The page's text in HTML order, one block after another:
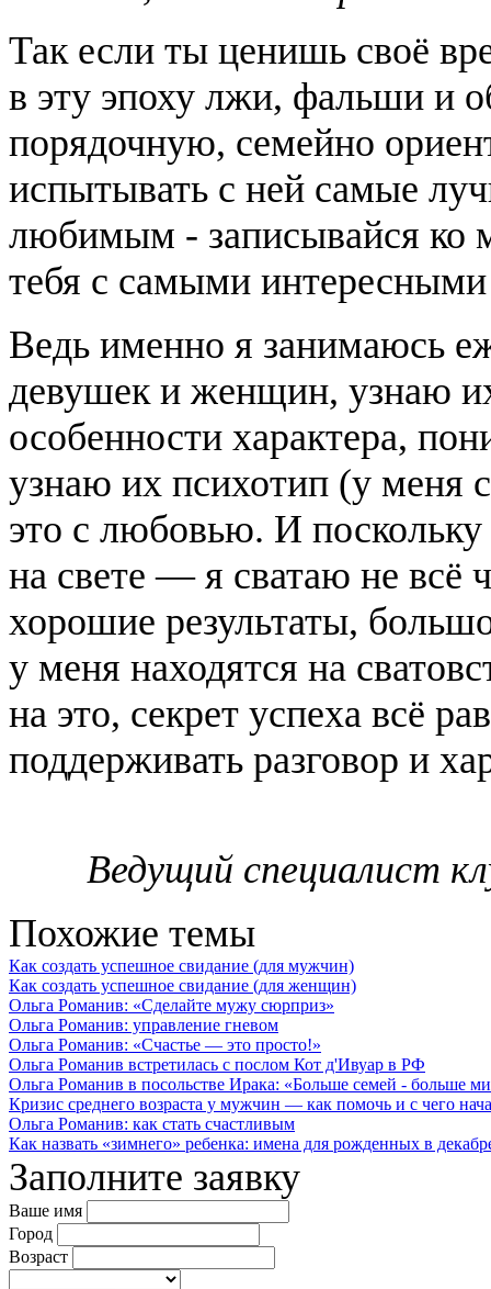
Так если ты ценишь своё
в эту эпоху лжи, фальши и
порядочную, семейно
испытывать с ней самые
любимым - записывайся ко
тебя с самыми
Ведь именно я занимаюсь
девушек и женщин, узнаю
особенности характера,
узнаю их психотип (у меня
это с любовью. И
на свете — я сватаю не всё
хорошие результаты,
у меня находятся на
на это, секрет успеха всё
поддерживать разговор и
Ведущий специалист
Похожие темы
Как создать успешное свидание (для мужчин)
Как создать успешное свидание (для женщин)
Ольга Романив: «Сделайте мужу сюрприз»
Ольга Романив: управление гневом
Ольга Романив: «Счастье — это просто!»
Ольга Романив встретилась с послом Кот д'Ивуар в РФ
Ольга Романив в посольстве Ирака: «Больше семей - больше
Кризис среднего возраста у мужчин — как помочь и с чего
Ольга Романив: как стать счастливым
Как назвать «зимнего» ребенка: имена для рожденных в
Заполните заявку
Ваше имя
Город
Возраст